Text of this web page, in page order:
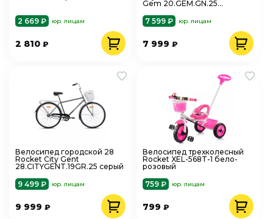
2 669 ₽ юр. лицам
2 810 ₽
Gem 20.GEM.GN.25
7 599 ₽
юр. лицам
7 999₽
Велосипед городской 28
Rocket City Gent
28.CITYGENT.19GR.25 серый
9 499 ₽
юр. лицам
9 999 ₽
Велосипед трехколесный
Rocket XEL-568T-1 бело-
розовый
759 ₽
юр. лицам
799₽